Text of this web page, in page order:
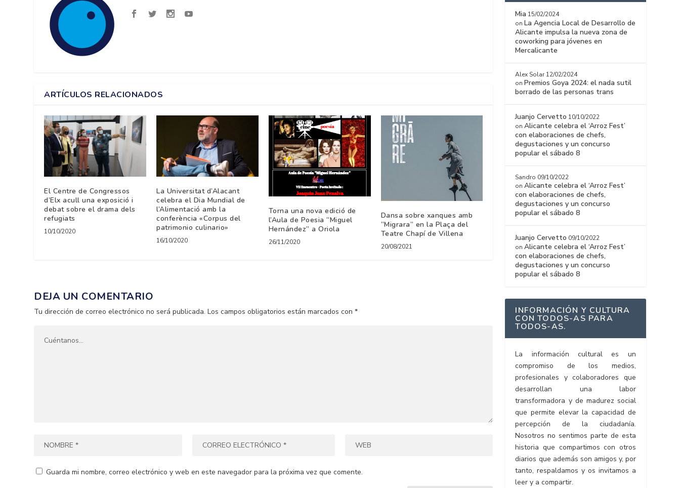
ARTÍCULOS RELACIONADOS
El Centre de Congressos
d’Elx acull una exposició i
debat sobre el drama dels
refugiats
10/10/2020
La Universitat d’Alacant
celebra el Dia Mundial de
l’Alimentació amb la
conferència «Corpus del
patrimonio culinario»
16/10/2020
Torna una nova edició de
l’Aula de Poesia “Miguel
Hernández” a Oriola
26/11/2020
Dansa sobre xanques amb
“Migrara” en la Plaça del
Teatre Chapí de Villena
20/08/2021
DEJA UN COMENTARIO
Tu dirección de correo electrónico no será publicada. Los campos obligatorios están marcados con*
Guarda mi nombre, correo electrónico y web en este navegador para la próxima vez que comente.
Mia 15/02/2024
on La Agencia Local de Desarrollo de
Alicante impulsa la nueva zona de
coworking para jóvenes en
Mercalicante
Alex Solar 12/02/2024
on Premios Goya 2024: el nada sutil
borrado de las personas trans
Juanjo Cervetto 10/10/2022
onAlicante celebra el ‘Arroz Fest’
con elaboraciones de chefs,
degustaciones y un concurso
popular el sábado 8
Sandro 09/10/2022
onAlicante celebra el ‘Arroz Fest’
con elaboraciones de chefs,
degustaciones y un concurso
popular el sábado 8
Juanjo Cervetto 09/10/2022
onAlicante celebra el ‘Arroz Fest’
con elaboraciones de chefs,
degustaciones y un concurso
popular el sábado 8
INFORMACIÓN Y CULTURA
CON TODOS-AS PARA
TODOS-AS.
La información cultural es un
compromiso de los medios,
profesionales y colaboradores que
desarrollan una labor
transformadora y de madurez social
que permite elevar la capacidad de
percepción de la ciudadanía.
Nosotros no sentimos parte de esta
historia que compartimos con otros
diarios que además son amigos y, por
tanto, respaldamos y os invitamos a
leer y a compartir.